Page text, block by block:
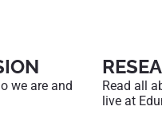
we are and
Read all
live at